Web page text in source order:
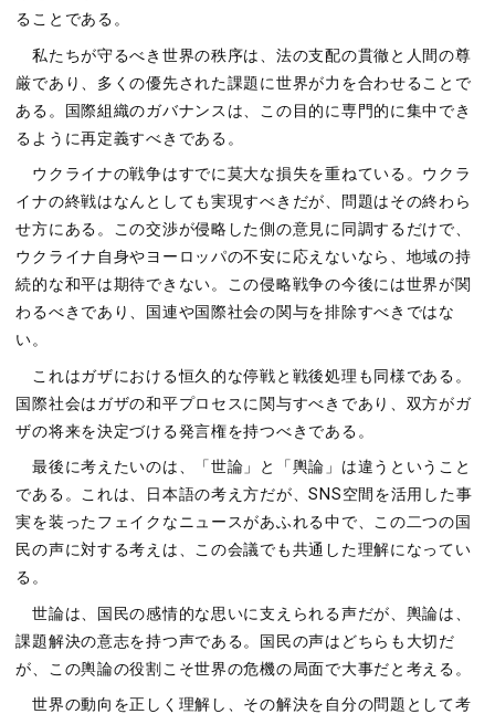
ることである。
私たちが守るべき世界の秩序は、法の⽀配の貫徹と⼈間の尊
厳であり、多くの優先された課題に世界が⼒を合わせることで
ある。国際組織のガバナンスは、この⽬的に専⾨的に集中でき
るように再定義すべきである。
ウクライナの戦争はすでに莫⼤な損失を重ねている。ウクラ
イナの終戦はなんとしても実現すべきだが、問題はその終わら
せ⽅にある。この交渉が侵略した側の意⾒に同調するだけで、
ウクライナ⾃⾝やヨーロッパの不安に応えないなら、地域の持
続的な和平は期待できない。この侵略戦争の今後には世界が関
わるべきであり、国連や国際社会の関与を排除すべきではな
い。
これはガザにおける恒久的な停戦と戦後処理も同様である。
国際社会はガザの和平プロセスに関与すべきであり、双⽅がガ
ザの将来を決定づける発⾔権を持つべきである。
最後に考えたいのは、「世論」と「輿論」は違うということ
である。これは、⽇本語の考え⽅だが、SNS空間を活⽤した事
実を装ったフェイクなニュースがあふれる中で、この⼆つの国
⺠の声に対する考えは、この会議でも共通した理解になってい
る。
世論は、国⺠の感情的な思いに⽀えられる声だが、輿論は、
課題解決の意志を持つ声である。国⺠の声はどちらも⼤切だ
が、この輿論の役割こそ世界の危機の局⾯で⼤事だと考える。
世界の動向を正しく理解し、その解決を⾃分の問題として考